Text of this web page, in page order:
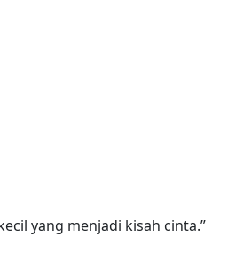
yang menjadi kisah cinta.”